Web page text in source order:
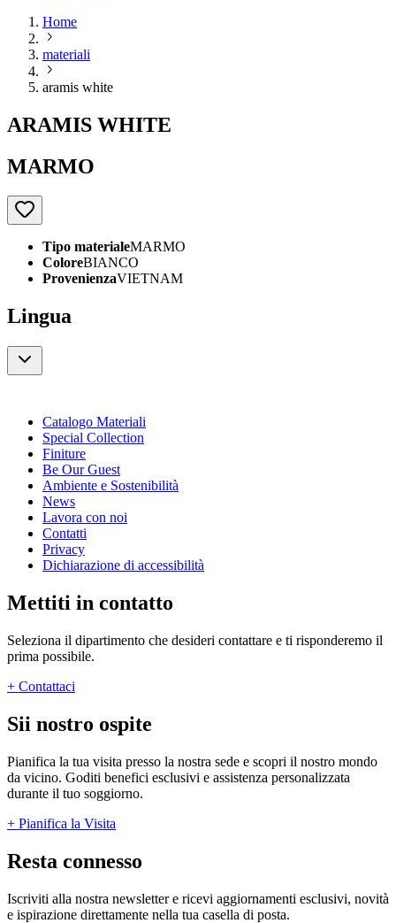
Home
materiali
aramis white
ARAMIS WHITE
MARMO
Tipo materialeMARMO
ColoreBIANCO
ProvenienzaVIETNAM
Lingua
Catalogo Materiali
Special Collection
Finiture
Be Our Guest
Ambiente e Sostenibilità
News
Lavora con noi
Contatti
Privacy
Dichiarazione di accessibilità
Mettiti in contatto
Seleziona il dipartimento che desideri contattare e ti risponderemo il
prima possibile.
+ Contattaci
Sii nostro ospite
Pianifica la tua visita presso la nostra sede e scopri il nostro mondo
da vicino. Goditi benefici esclusivi e assistenza personalizzata
durante il tuo soggiorno.
+ Pianifica la Visita
Resta connesso
Iscriviti alla nostra newsletter e ricevi aggiornamenti esclusivi, novità
e ispirazione direttamente nella tua casella di posta.